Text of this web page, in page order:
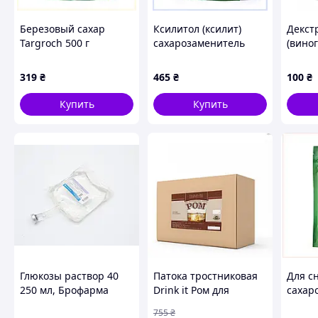
Березовый сахар
Targroch 500 г
замена сахара
5MP832922
319 ₴
Купить
Ксилитол (ксилит)
сахарозаменитель
X3M189540
465 ₴
Купить
100 ₴
Глюкозы раствор 40
250 мл, Брофарма
Патока тростниковая
Drink it Ром для
755₴
Для